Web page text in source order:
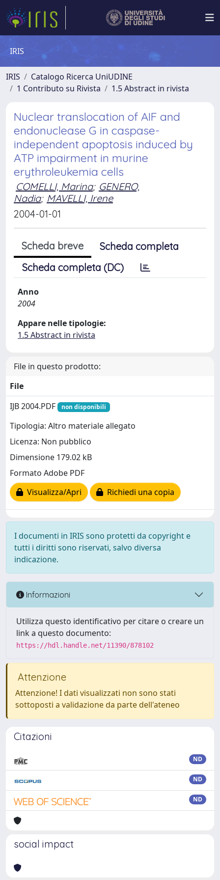
IRIS
IRIS
Catalogo Ricerca UniUDINE
1 Contributo su Rivista
1.5 Abstract in rivista
Nuclear translocation of AIF and
endonuclease G in caspase-
independent apoptosis induced by
ATP impairment in murine
erythroleukemia cells
COMELLI, Marina; GENERO,
Nadia; MAVELLI, Irene
2004-01-01
Scheda breve
Scheda completa
Scheda completa (DC)
Anno
2004
Appare nelle tipologie:
1.5 Abstract in rivista
File in questo prodotto:
File
IJB 2004.PDF
non disponibili
Tipologia: Altro materiale allegato
Licenza: Non pubblico
Dimensione 179.02 kB
Formato Adobe PDF
Visualizza/Apri
Richiedi una copia
I documenti in IRIS sono protetti da copyright e
tutti i diritti sono riservati, salvo diversa
indicazione.
Informazioni
Utilizza questo identificativo per citare o creare un
link a questo documento:
https://hdl.handle.net/11390/878102
Attenzione
Attenzione! I dati visualizzati non sono stati
sottoposti a validazione da parte dell'ateneo
Citazioni
ND
ND
ND
social impact